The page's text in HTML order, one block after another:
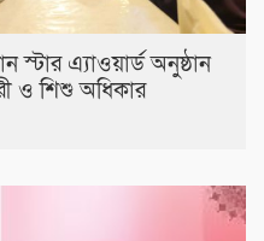
স্টার এ‍্যাওয়ার্ড অনুষ্ঠান
ও শিশু অধিকার